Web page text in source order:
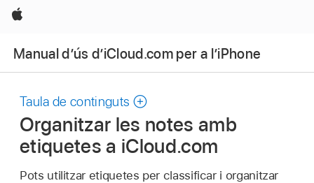
Apple
Manual d’ús d’iCloud.com per a l’iPhone
Taula de continguts
Organitzar les notes amb
etiquetes a iCloud.com
Pots utilitzar etiquetes per classificar i organitzar